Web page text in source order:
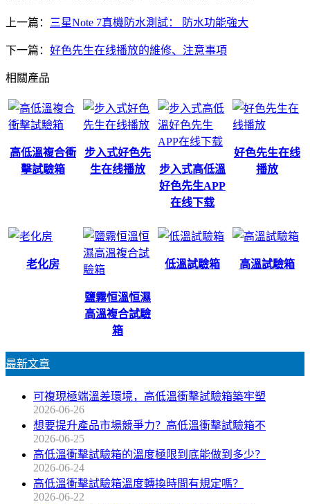
上一篇： 三星Note 7真機防水測試： 防水功能強大
下一篇： 好色先生在线播放的維修、注意事項
相關產品
高低溫複合衝
擊試驗箱
步入式好色先
生在线播放
步入式高低溫
好色先生APP
在线下载
好色先生在线
播放
老化房
鹽霧恒溫恒濕
高溫複合試驗
箱
低溫試驗箱 高溫試驗箱
最新文章
可複現極端溫差環境，高低溫衝擊試驗箱築牢塑
2026-06-26
想要提升產品市場競爭力？高低溫衝擊試驗箱不
2026-06-25
高低溫衝擊試驗箱的溫度極限到底能做到多少？
2026-06-24
高低溫衝擊試驗箱溫度轉換時間有規定嗎？
2026-06-22